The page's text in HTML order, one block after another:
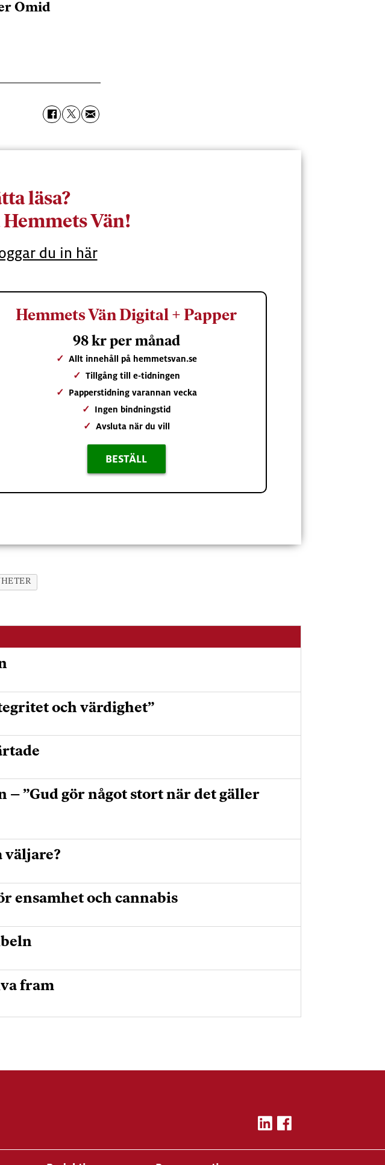
Omid
läsa?
Vän!
du in här
Hemmets Vän Digital + Papper
98 kr per månad
✓ Allt innehåll på hemmetsvan.se
✓ Tillgång till e-tidningen
✓ Papperstidning varannan vecka
✓ Ingen bindningstid
✓ Avsluta när du vill
BESTÄLL
och värdighet”
”Gud gör något stort när det gäller
väljare?
ensamhet och cannabis
fram